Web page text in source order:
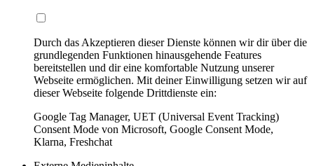
Durch das Akzeptieren dieser Dienste können wir dir über die
grundlegenden Funktionen hinausgehende Features
bereitstellen und dir eine komfortable Nutzung unserer
Webseite ermöglichen. Mit deiner Einwilligung setzen wir auf
dieser Webseite folgende Drittdienste ein:
Google Tag Manager, UET (Universal Event Tracking)
Consent Mode von Microsoft, Google Consent Mode,
Klarna, Freshchat